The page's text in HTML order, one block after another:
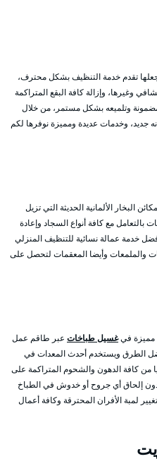
تقدم خدمة التنظيف بشكل محترف،
وغيرها، وإزالة كافة البقع المتراكمة
وتلميعه بشكل مستمر، من خلال
جديد، وخدمات عديدة ومميزة نوفرها لكم
البخار الألمانية الحديثة التي تزيل
مع كافة أنواع السجاد وإعادة
خدمة عمالة نسائية للتنظيف المنزلي
والملمعات وأيضا المعقمات لتحصل على
مميزة فيغسيل طباخات عبر طاقم عمل
الطرق ويستخدم أحدث المعدات في
من كافة الدهون والشحوم المتراكمة على
دون إلحاق أي جروح أو خدوش في الطباخ
لمبة الأفران المحترقة وكافة أعمال